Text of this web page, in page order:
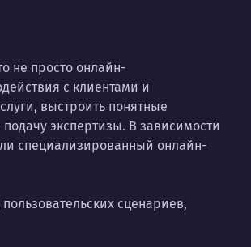
не просто онлайн-
с клиентами и
выстроить понятные
экспертизы. В зависимости
специализированный онлайн-
сценариев,